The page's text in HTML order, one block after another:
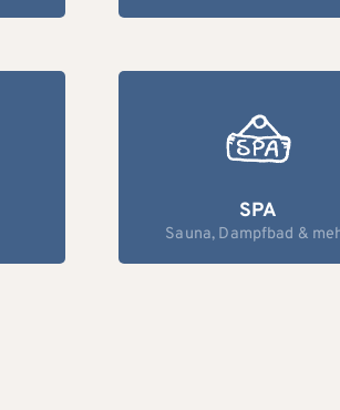
SPA
Sauna, Dampfbad &